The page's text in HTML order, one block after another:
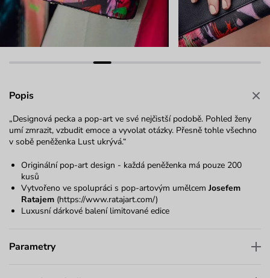
Popis
„Designová pecka a pop-art ve své nejčistší podobě. Pohled ženy
umí zmrazit, vzbudit emoce a vyvolat otázky. Přesně tohle všechno
v sobě peněženka Lust ukrývá.“
Originální pop-art design - každá peněženka má pouze 200
kusů
Vytvořeno ve spolupráci s pop-artovým umělcem Josefem
Ratajem (https://www.ratajart.com/)
Luxusní dárkové balení limitované edice
Parametry